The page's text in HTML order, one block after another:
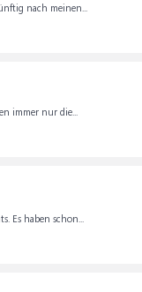
nach meinen...
immer nur die...
Es haben schon...